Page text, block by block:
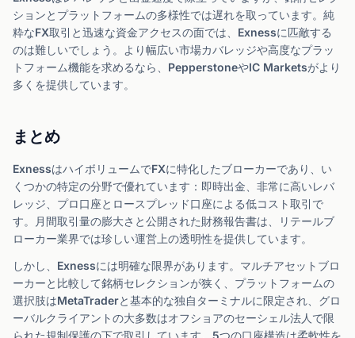
ションとプラットフォームの多様性では遅れを取っています。純
粋なFX取引と迅速な資金アクセスの面では、Exnessに匹敵する
のは難しいでしょう。より幅広い市場カバレッジや高度なプラッ
トフォーム機能を求めるなら、PepperstoneやIC Marketsがより
多くを提供しています。
まとめ
ExnessはハイボリュームでFXに特化したブローカーであり、い
くつかの特定の分野で優れています：即時出金、非常に高いレバ
レッジ、プロ口座とロースプレッド口座による低コスト取引で
す。月間取引量の膨大さと公開された財務報告書は、リテールブ
ローカー業界では珍しい運営上の透明性を提供しています。
しかし、Exnessには明確な限界があります。マルチアセットブロ
ーカーと比較して銘柄セレクションが狭く、プラットフォームの
選択肢はMetaTraderと基本的な独自ターミナルに限定され、グロ
ーバルクライアントの大多数はオフショアのセーシェル法人で限
られた規制保護の下で取引しています。5つの口座構造は柔軟性を